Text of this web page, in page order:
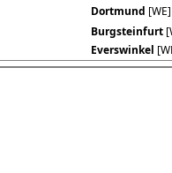
Dortmund
Burgsteinfurt
Everswinkel